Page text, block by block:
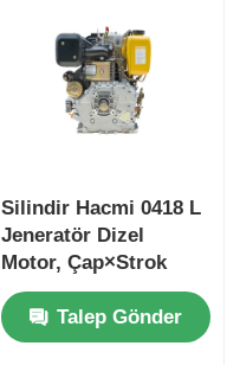
Silindir Hacmi 0418 L
Jeneratör Dizel
Motor, Çap×Strok
86×72 mm ve Genel
Boyut 420×440×495
mm'yi İçerir,
Talep Gönder